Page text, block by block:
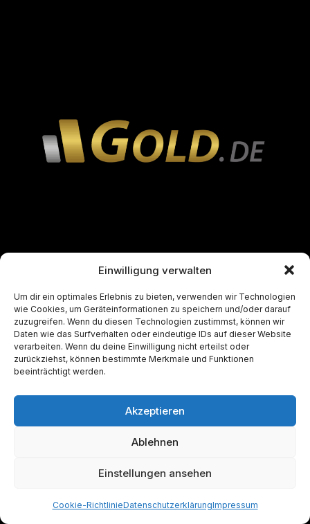
Einwilligung verwalten
Um dir ein optimales Erlebnis zu bieten, verwenden wir Technologien
wie Cookies, um Geräteinformationen zu speichern und/oder darauf
zuzugreifen. Wenn du diesen Technologien zustimmst, können wir
Daten wie das Surfverhalten oder eindeutige IDs auf dieser Website
verarbeiten. Wenn du deine Einwilligung nicht erteilst oder
zurückziehst, können bestimmte Merkmale und Funktionen
beeinträchtigt werden.
Akzeptieren
Ablehnen
Einstellungen ansehen
Cookie-RichtlinieDatenschutzerklärungImpressum
Unsere Partner: